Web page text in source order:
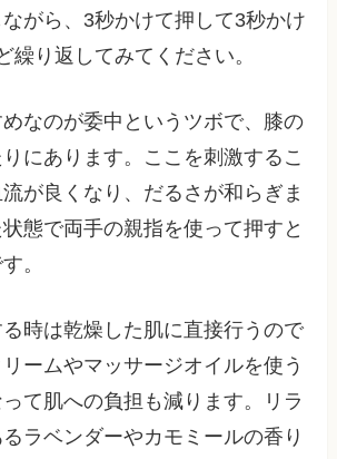
がら、3秒かけて押して3秒かけ
繰り返してみてください。
なのが委中というツボで、膝の
にあります。ここを刺激するこ
が良くなり、だるさが和らぎま
態で両手の親指を使って押すと
。
時は乾燥した肌に直接行うので
ームやマッサージオイルを使う
て肌への負担も減ります。リラ
ラベンダーやカモミールの香り